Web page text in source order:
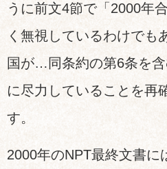
うに前文4節で「2000年
く無視しているわけでも
国が…同条約の第6条を
に尽力していることを再
す。
2000年のNPT最終文書